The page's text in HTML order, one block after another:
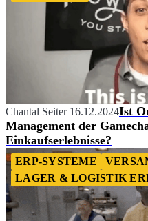
Chantal Seiter 16.12.2024Ist
Management der
Einkaufserlebnisse?
ERP-SYSTEME
LAGER & LOGISTIK